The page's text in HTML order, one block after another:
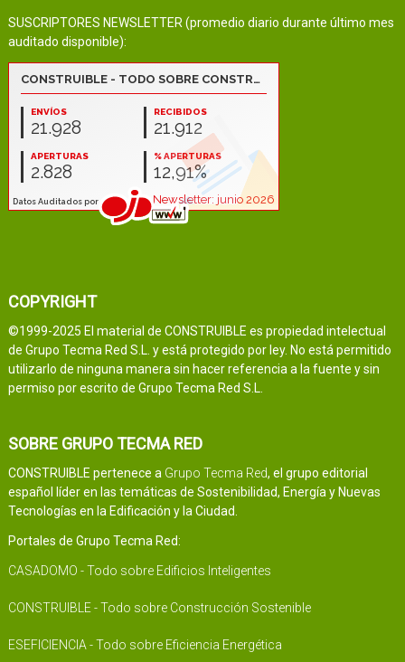
SUSCRIPTORES NEWSLETTER (promedio diario durante último mes
auditado disponible):
COPYRIGHT
©1999-2025 El material de CONSTRUIBLE es propiedad intelectual
de Grupo Tecma Red S.L. y está protegido por ley. No está permitido
utilizarlo de ninguna manera sin hacer referencia a la fuente y sin
permiso por escrito de Grupo Tecma Red S.L.
SOBRE GRUPO TECMA RED
CONSTRUIBLE pertenece a Grupo Tecma Red, el grupo editorial
español líder en las temáticas de Sostenibilidad, Energía y Nuevas
Tecnologías en la Edificación y la Ciudad.
Portales de Grupo Tecma Red:
CASADOMO - Todo sobre Edificios Inteligentes
CONSTRUIBLE - Todo sobre Construcción Sostenible
ESEFICIENCIA - Todo sobre Eficiencia Energética